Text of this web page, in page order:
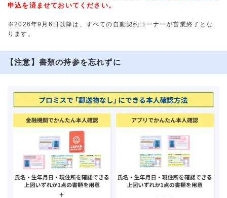
申込を済ませておいてください。
※2026年9月6日以降は、すべての自動契約コーナーが営業終了とな
ります。
【注意】書類の持参を忘れずに